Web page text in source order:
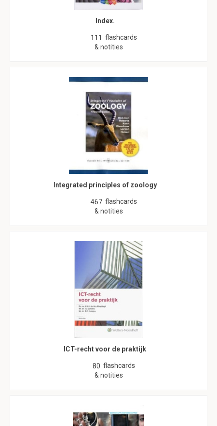
Index.
111 flashcards
& notities
Integrated principles of zoology
467 flashcards
& notities
ICT-recht voor de praktijk
80 flashcards
& notities